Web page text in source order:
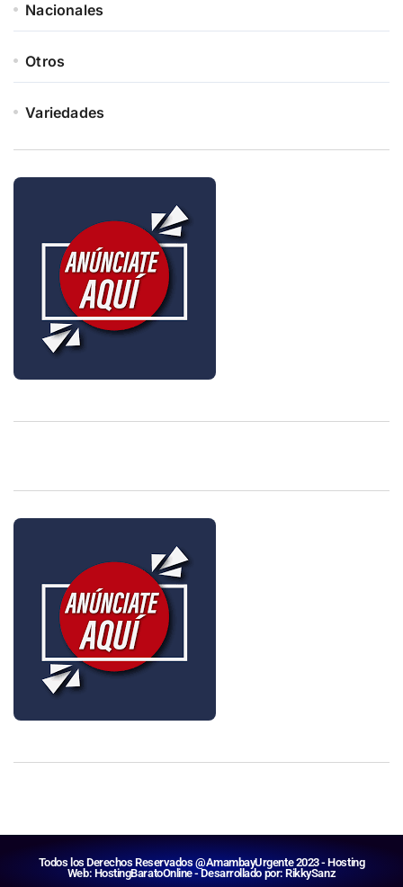
Nacionales
Otros
Variedades
Todos los Derechos Reservados @AmambayUrgente 2023 - Hosting
Web: HostingBaratoOnline- Desarrollado por:RikkySanz